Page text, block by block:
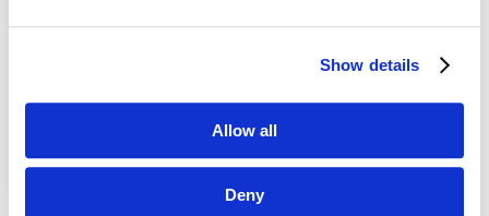
Show details
Allow all
Deny
Na questus BLOG nadszedł czas na pierwszą
założycielkę i CEO firmy Izmałkowa Consulting,
agencji badawczej specjalizującej się
w badaniach etnograficznych na potrzeby